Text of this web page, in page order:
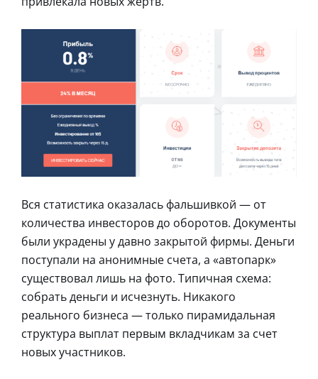
Вся статистика оказалась фальшивкой — от
количества инвесторов до оборотов. Документы
были украдены у давно закрытой фирмы. Деньги
поступали на анонимные счета, а «автопарк»
существовал лишь на фото. Типичная схема:
собрать деньги и исчезнуть. Никакого
реального бизнеса — только пирамидальная
структура выплат первым вкладчикам за счет
новых участников.